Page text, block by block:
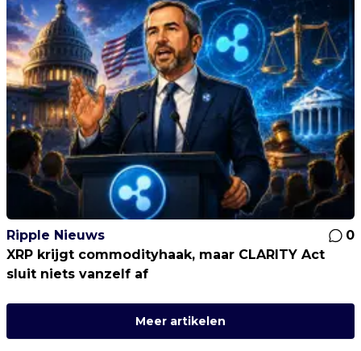
Ripple Nieuws
0
XRP krijgt commodityhaak, maar CLARITY Act
sluit niets vanzelf af
Meer artikelen